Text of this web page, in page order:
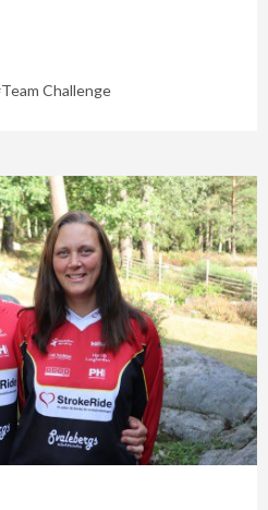
Team Challenge